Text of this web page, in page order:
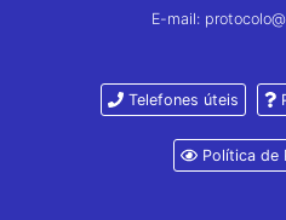
E-mail:
Telefones úteis
Política de